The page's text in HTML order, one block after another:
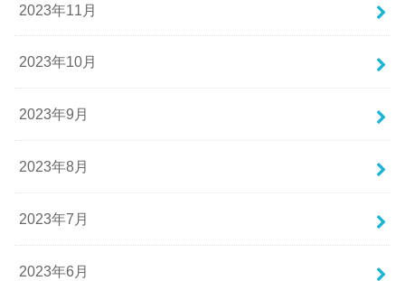
2023年11月
2023年10月
2023年9月
2023年8月
2023年7月
2023年6月